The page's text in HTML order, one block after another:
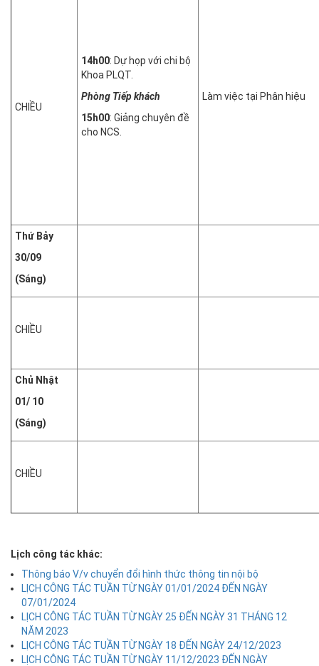
CHIỀU
14h00: Dự họp với chi bộ
Khoa PLQT.
Phòng Tiếp khách
15h00: Giảng chuyên đề
cho NCS.
Làm việc tại Phân hiệu
Thứ Bảy
30/09
(Sáng)
CHIỀU
Chủ Nhật
01/ 10
(Sáng)
CHIỀU
Lịch công tác khác:
Thông báo V/v chuyển đổi hình thức thông tin nội bộ
LỊCH CÔNG TÁC TUẦN TỪ NGÀY 01/01/2024 ĐẾN NGÀY
07/01/2024
LỊCH CÔNG TÁC TUẦN TỪ NGÀY 25 ĐẾN NGÀY 31 THÁNG 12
NĂM 2023
LỊCH CÔNG TÁC TUẦN TỪ NGÀY 18 ĐẾN NGÀY 24/12/2023
LỊCH CÔNG TÁC TUẦN TỪ NGÀY 11/12/2023 ĐẾN NGÀY